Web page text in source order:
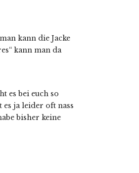
kann die Jacke
kann man da
es bei euch so
es ja leider oft nass
bisher keine